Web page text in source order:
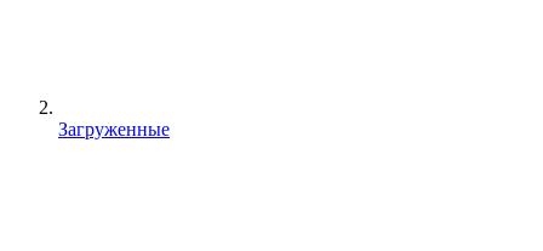
Загруженные